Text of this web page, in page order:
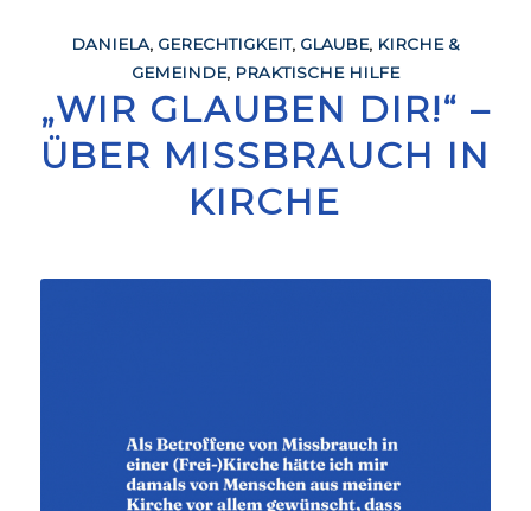
DANIELA, GERECHTIGKEIT, GLAUBE, KIRCHE &
GEMEINDE, PRAKTISCHE HILFE
„WIR GLAUBEN DIR!“ –
ÜBER MISSBRAUCH IN
KIRCHE